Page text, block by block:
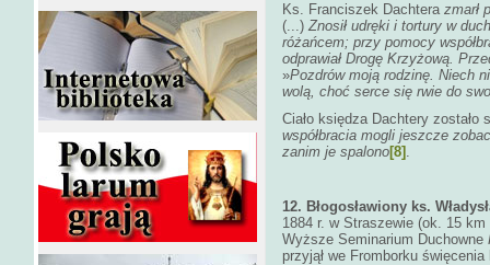
Ks. Franciszek Dachtera zmarł
(...) Znosił udręki i tortury w
różańcem; przy pomocy
odprawiał Drogę Krzyżową.
»Pozdrów moją rodzinę. Niech
wolą, choć serce się rwie do
Ciało księdza Dachtery
współbracia mogli jeszcze
zanim je spalono[8] .
12. Błogosławiony ks.
1884 r. w Straszewie (ok. 15
Wyższe Seminarium Duchowne
przyjął we Fromborku święcenia